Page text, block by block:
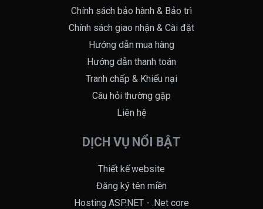
Chính sách bảo hành & Bảo trì
Chính sách giao nhận & Cài đặt
Hướng dẫn mua hàng
Hướng dẫn thanh toán
Tranh chấp & Khiếu nại
Câu hỏi thường gặp
Liên hệ
DỊCH VỤ NỔI BẬT
Thiết kế website
Đăng ký tên miền
Hosting ASP.NET - .Net core